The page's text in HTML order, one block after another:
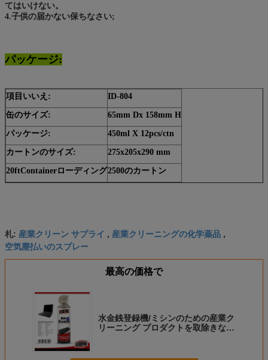
てはいけない。
4.子供の届かない保ちなさい;
パッケージ:
項目いいえ: ID-804
缶のサイズ: 65mm Dx 158mm H
パッケージ: 450ml X 12pcs/ctn
カートンのサイズ: 275x205x290 mm
20ftContainerローディング2500のカートン
札: 産業クリーン サプライ , 産業クリーニングの化学薬品 ,
空気塵払いのスプレー
最高の価格で
水金銭登録機/ミシンのための産業ク
リーニング プロダクトを取除きなさ